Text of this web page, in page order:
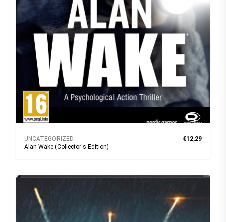
UNCATEGORIZED
Alan Wake (Collector's Edition)
€12,29